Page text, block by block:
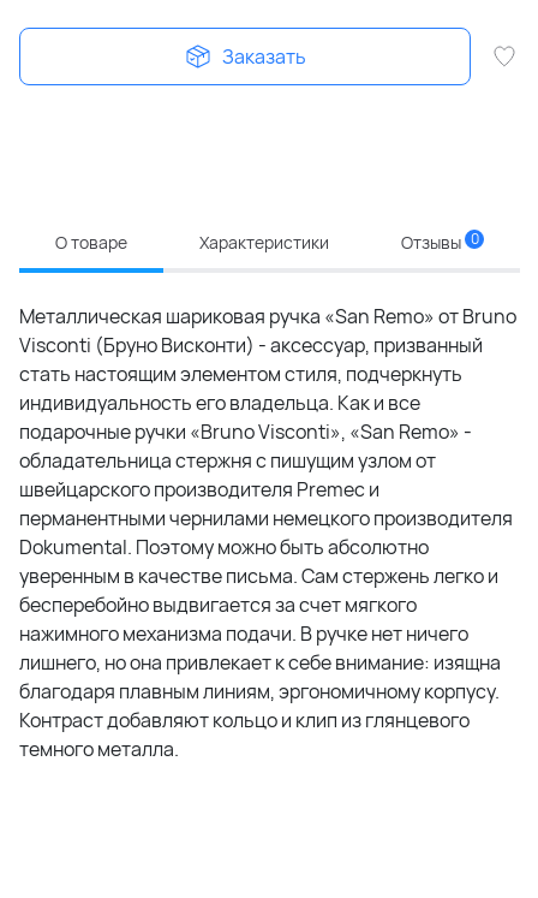
Заказать
О товаре Характеристики Отзывы 0
Металлическая шариковая ручка «San Remo» от Bruno
Visconti (Бруно Висконти) - аксессуар, призванный
стать настоящим элементом стиля, подчеркнуть
индивидуальность его владельца. Как и все
подарочные ручки «Bruno Visconti», «San Remo» -
обладательница стержня с пишущим узлом от
швейцарского производителя Premec и
перманентными чернилами немецкого производителя
Dokumental. Поэтому можно быть абсолютно
уверенным в качестве письма. Сам стержень легко и
бесперебойно выдвигается за счет мягкого
нажимного механизма подачи. В ручке нет ничего
лишнего, но она привлекает к себе внимание: изящна
благодаря плавным линиям, эргономичному корпусу.
Контраст добавляют кольцо и клип из глянцевого
темного металла.